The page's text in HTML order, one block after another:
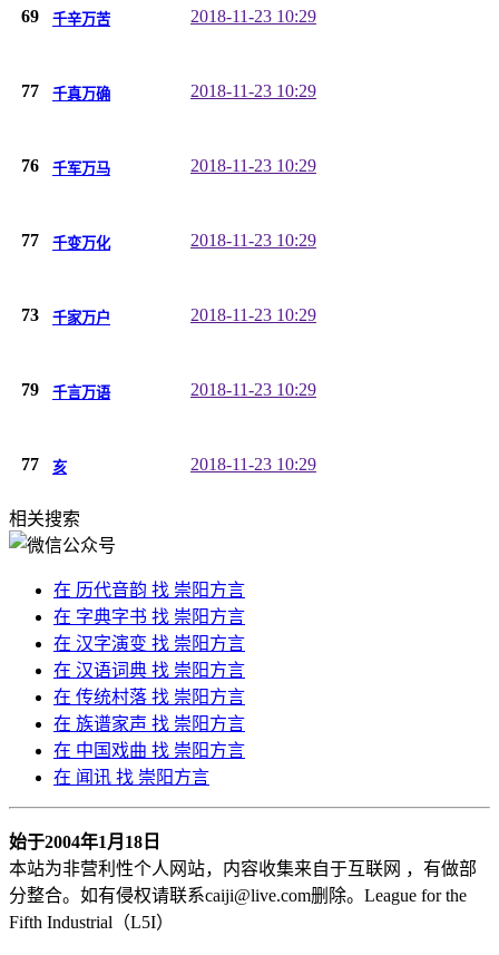
69 千辛万苦 2018-11-23 10:29
77 千真万确 2018-11-23 10:29
76 千军万马 2018-11-23 10:29
77 千变万化 2018-11-23 10:29
73 千家万户 2018-11-23 10:29
79 千言万语 2018-11-23 10:29
77 亥 2018-11-23 10:29
相关搜索
在 历代音韵 找 崇阳方言
在 字典字书 找 崇阳方言
在 汉字演变 找 崇阳方言
在 汉语词典 找 崇阳方言
在 传统村落 找 崇阳方言
在 族谱家声 找 崇阳方言
在 中国戏曲 找 崇阳方言
在 闻讯 找 崇阳方言
始于2004年1月18日
本站为非营利性个人网站，内容收集来自于互联网 ，有做部
分整合。 如有侵权请联系caiji@live.com删除。League for the
Fifth Industrial（L5I）